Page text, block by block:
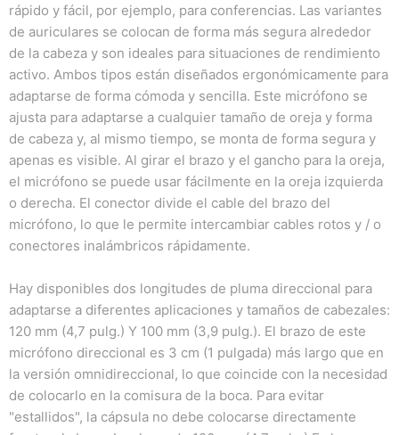
rápido y fácil, por ejemplo, para conferencias. Las variantes
de auriculares se colocan de forma más segura alrededor
de la cabeza y son ideales para situaciones de rendimiento
activo. Ambos tipos están diseñados ergonómicamente para
adaptarse de forma cómoda y sencilla. Este micrófono se
ajusta para adaptarse a cualquier tamaño de oreja y forma
de cabeza y, al mismo tiempo, se monta de forma segura y
apenas es visible. Al girar el brazo y el gancho para la oreja,
el micrófono se puede usar fácilmente en la oreja izquierda
o derecha. El conector divide el cable del brazo del
micrófono, lo que le permite intercambiar cables rotos y / o
conectores inalámbricos rápidamente.
Hay disponibles dos longitudes de pluma direccional para
adaptarse a diferentes aplicaciones y tamaños de cabezales:
120 mm (4,7 pulg.) Y 100 mm (3,9 pulg.). El brazo de este
micrófono direccional es 3 cm (1 pulgada) más largo que en
la versión omnidireccional, lo que coincide con la necesidad
de colocarlo en la comisura de la boca. Para evitar
"estallidos", la cápsula no debe colocarse directamente